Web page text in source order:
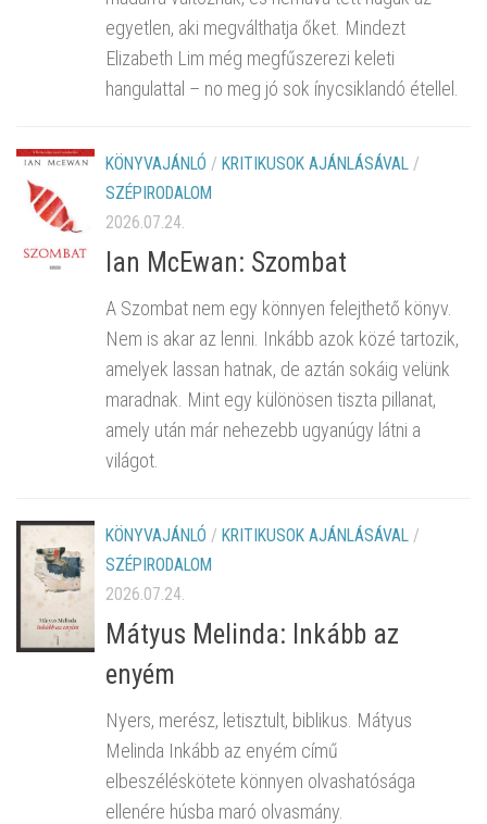
egyetlen, aki megválthatja őket. Mindezt
Elizabeth Lim még megfűszerezi keleti
hangulattal – no meg jó sok ínycsiklandó étellel.
KÖNYVAJÁNLÓ / KRITIKUSOK AJÁNLÁSÁVAL /
SZÉPIRODALOM
2026.07.24.
Ian McEwan: Szombat
A Szombat nem egy könnyen felejthető könyv.
Nem is akar az lenni. Inkább azok közé tartozik,
amelyek lassan hatnak, de aztán sokáig velünk
maradnak. Mint egy különösen tiszta pillanat,
amely után már nehezebb ugyanúgy látni a
világot.
KÖNYVAJÁNLÓ / KRITIKUSOK AJÁNLÁSÁVAL /
SZÉPIRODALOM
2026.07.24.
Mátyus Melinda: Inkább az
enyém
Nyers, merész, letisztult, biblikus. Mátyus
Melinda Inkább az enyém című
elbeszéléskötete könnyen olvashatósága
ellenére húsba maró olvasmány.